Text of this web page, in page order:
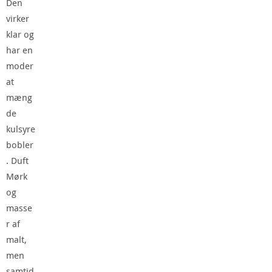
Den
virker
klar og
har en
moder
at
mæng
de
kulsyre
bobler
. Duft
Mørk
og
masse
r af
malt,
men